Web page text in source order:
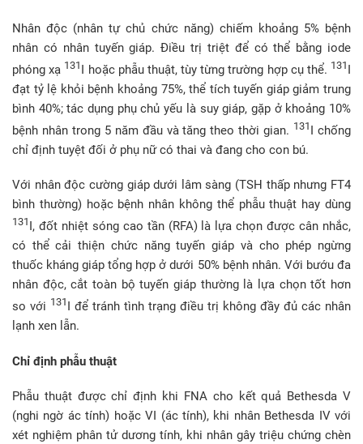
Nhân độc (nhân tự chủ chức năng) chiếm khoảng 5% bệnh
nhân có nhân tuyến giáp. Điều trị triệt để có thể bằng iode
phóng xạ 131 I hoặc phẫu thuật, tùy từng trường hợp cụ thể. 131 I
đạt tỷ lệ khỏi bệnh khoảng 75%, thể tích tuyến giáp giảm trung
bình 40%; tác dụng phụ chủ yếu là suy giáp, gặp ở khoảng 10%
bệnh nhân trong 5 năm đầu và tăng theo thời gian. 131 I chống
chỉ định tuyệt đối ở phụ nữ có thai và đang cho con bú.
Với nhân độc cường giáp dưới lâm sàng (TSH thấp nhưng FT4
bình thường) hoặc bệnh nhân không thể phẫu thuật hay dùng
131 I, đốt nhiệt sóng cao tần (RFA) là lựa chọn được cân nhắc,
có thể cải thiện chức năng tuyến giáp và cho phép ngừng
thuốc kháng giáp tổng hợp ở dưới 50% bệnh nhân. Với bướu đa
nhân độc, cắt toàn bộ tuyến giáp thường là lựa chọn tốt hơn
so với 131 I để tránh tình trạng điều trị không đầy đủ các nhân
lạnh xen lẫn.
Chỉ định phẫu thuật
Phẫu thuật được chỉ định khi FNA cho kết quả Bethesda V
(nghi ngờ ác tính) hoặc VI (ác tính), khi nhân Bethesda IV với
xét nghiệm phân tử dương tính, khi nhân gây triệu chứng chèn